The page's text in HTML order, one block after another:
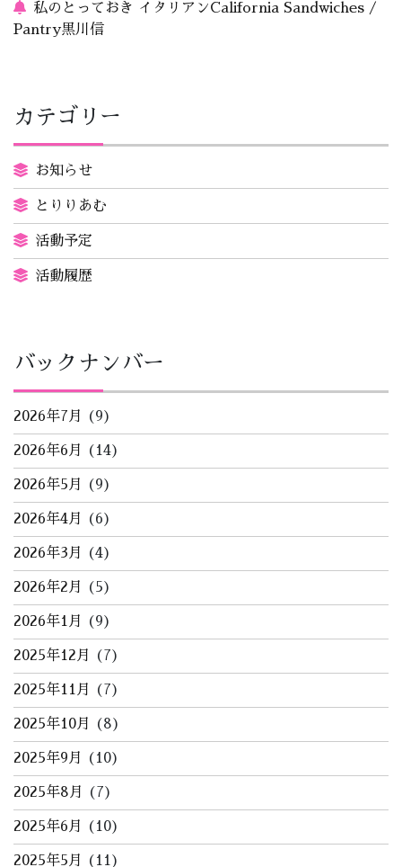
私のとっておき イタリアンCalifornia Sandwiches /
Pantry黒川信
カテゴリー
お知らせ
とりりあむ
活動予定
活動履歴
バックナンバー
2026年7月 (9)
2026年6月 (14)
2026年5月 (9)
2026年4月 (6)
2026年3月 (4)
2026年2月 (5)
2026年1月 (9)
2025年12月 (7)
2025年11月 (7)
2025年10月 (8)
2025年9月 (10)
2025年8月 (7)
2025年6月 (10)
2025年5月 (11)